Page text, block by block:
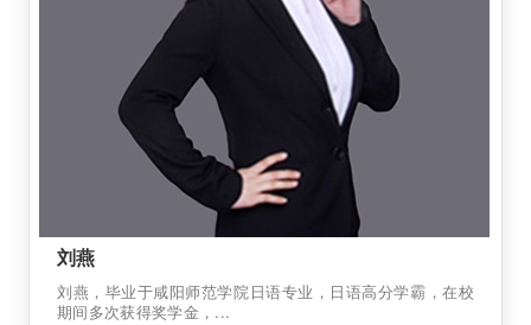
刘燕
刘燕，毕业于咸阳师范学院日语专业，日语高分学霸，在校
期间多次获得奖学金，...